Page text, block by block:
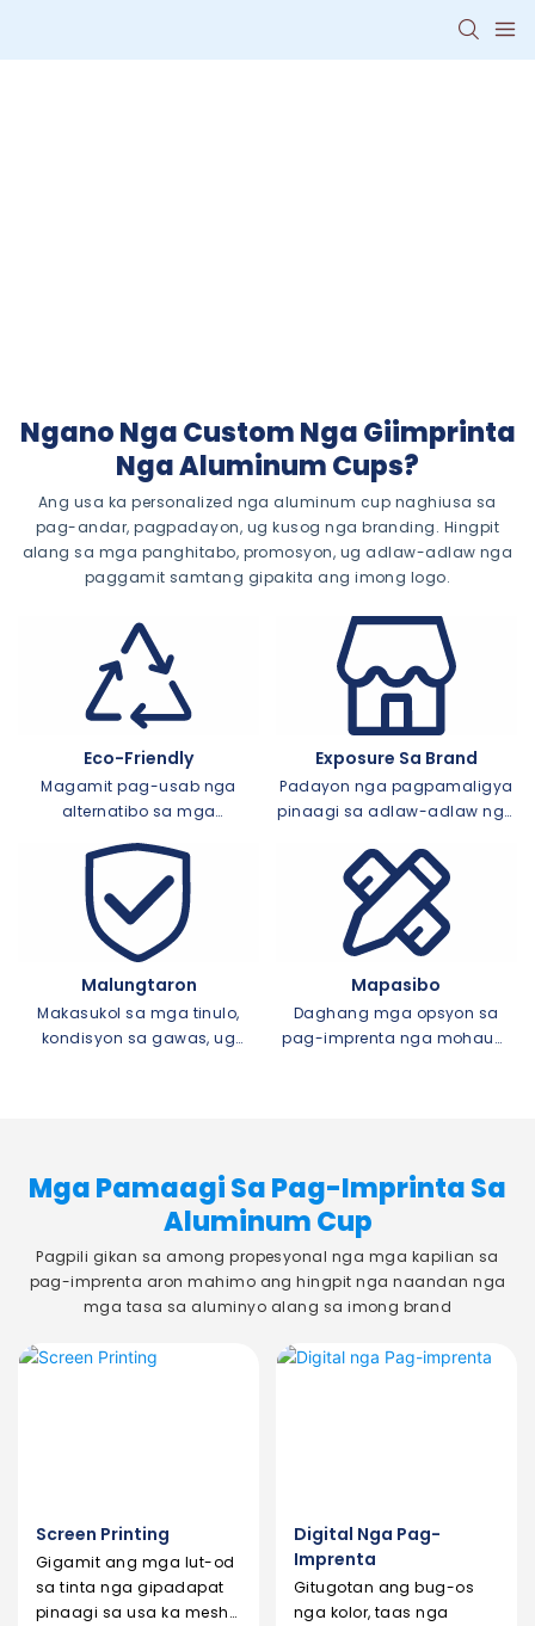
Ngano Nga Custom Nga Giimprinta
Nga Aluminum Cups?
Ang usa ka personalized nga aluminum cup naghiusa sa
pag-andar, pagpadayon, ug kusog nga branding. Hingpit
alang sa mga panghitabo, promosyon, ug adlaw-adlaw nga
paggamit samtang gipakita ang imong logo.
Eco-Friendly
Magamit pag-usab nga
alternatibo sa mga
pagsuporta sa berde nga
mga inisyatibo
Exposure Sa Brand
Padayon nga pagpamaligya
pinaagi sa adlaw-adlaw nga
panghitabo
Malungtaron
Makasukol sa mga tinulo,
kondisyon sa gawas, ug
Mapasibo
Daghang mga opsyon sa
pag-imprenta nga mohaum
Mga Pamaagi Sa Pag-Imprinta Sa
Aluminum Cup
Pagpili gikan sa among propesyonal nga mga kapilian sa
pag-imprenta aron mahimo ang hingpit nga naandan nga
mga tasa sa aluminyo alang sa imong brand
Screen Printing
Gigamit ang mga lut-od
sa tinta nga gipadapat
pinaagi sa usa ka mesh
Digital Nga Pag-
Imprenta
Gitugotan ang bug-os
nga kolor, taas nga